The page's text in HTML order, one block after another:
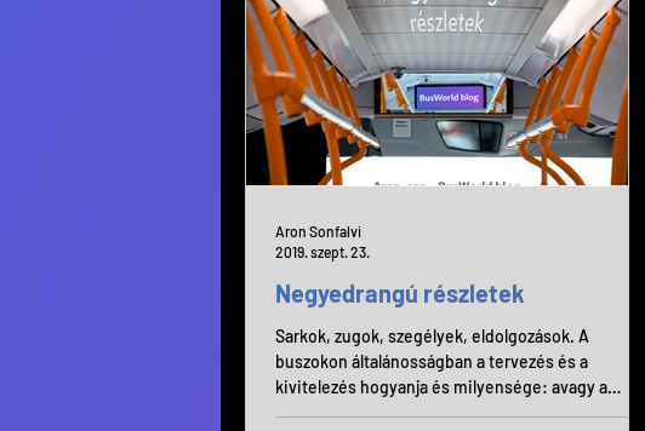
Negyedrangú részletek
Sarkok, zugok, szegélyek, eldolgozások. A
buszokon általánosságban a tervezés és a
kivitelezés hogyanja és milyensége: avagy a
negyedrang.
Aron Sonfalvi
2019. szept. 23.